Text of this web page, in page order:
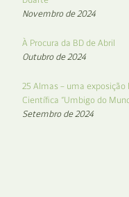
Novembro de 2024
À Procura da BD de Abril
Outubro de 2024
25 Almas – uma
Científica “Umbigo do
Setembro de 2024